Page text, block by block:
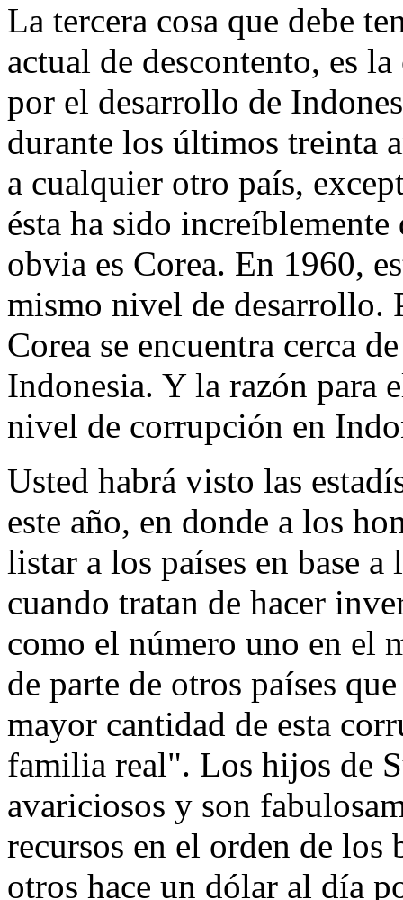
La tercera cosa que debe
actual de descontento, es
por el desarrollo de
durante los últimos treinta
a cualquier otro país,
ésta ha sido
obvia es Corea. En 1960,
mismo nivel de desarrollo.
Corea se encuentra cerca
Indonesia. Y la razón para
nivel de corrupción en
Usted habrá visto las
este año, en donde a los
listar a los países en base
cuando tratan de hacer
como el número uno en el
de parte de otros países
mayor cantidad de esta
familia real". Los hijos de
avariciosos y son
recursos en el orden de los
otros hace un dólar al día